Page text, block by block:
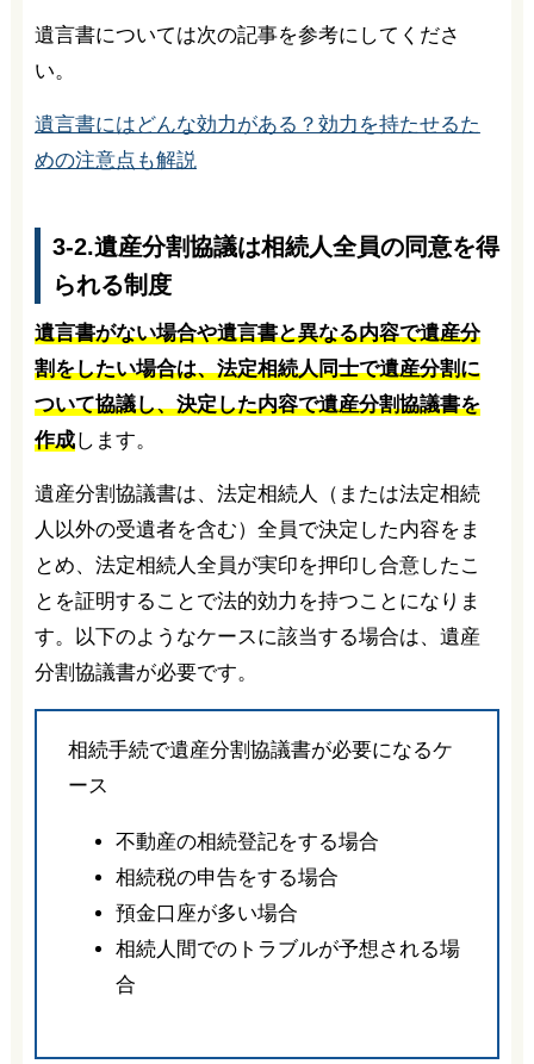
遺言書については次の記事を参考にしてくださ
い。
遺言書にはどんな効力がある？効力を持たせるた
めの注意点も解説
3-2.遺産分割協議は相続人全員の同意を得
られる制度
遺言書がない場合や遺言書と異なる内容で遺産分
割をしたい場合は、法定相続人同士で遺産分割に
ついて協議し、決定した内容で遺産分割協議書を
作成します。
遺産分割協議書は、法定相続人（または法定相続
人以外の受遺者を含む）全員で決定した内容をま
とめ、法定相続人全員が実印を押印し合意したこ
とを証明することで法的効力を持つことになりま
す。以下のようなケースに該当する場合は、遺産
分割協議書が必要です。
相続手続で遺産分割協議書が必要になるケ
ース
不動産の相続登記をする場合
相続税の申告をする場合
預金口座が多い場合
相続人間でのトラブルが予想される場
合